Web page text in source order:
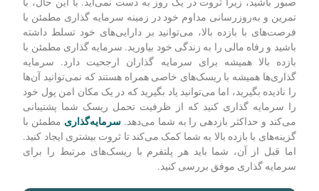
تمرین و به‌روزرسانی مداوم خود در زمینه سرمایه ‌گذاری مطمئن با
فرصت‌های با بازده بالا، می‌توانید بر دارایی‌های خود تسلط داشته
باشید و رفاه مالی را به زندگی خود بیاورید. سرمایه گذاری مطمئن با
بازده بالا همیشه برای سرمایه گذاران ارجحیت دارد. سرمایه
‌گذاری‌ها همیشه با ریسک‌های خاصی همراه هستند که نمی‌توانید آن‌ها
را نادیده بگیرید، اما می‌توانید یاد بگیرید که در یک مکان امن پول خود
را سرمایه گذاری کنید که از ظرفیت تحمل ریسک شما پشتیبانی
می‌کند و حداکثر بازدهی را به شما می‌دهد. سرمایه‌گذاری مطمئن با
گزینه‌های با بازده بالا به شما کمک می‌کند تا ثروت بیشتری ایجاد کنید.
اما قبل از آن، شما باید هر پلتفرم با ریسک‌های مرتبط را برای
سرمایه گذاری موفق بررسی کنید.